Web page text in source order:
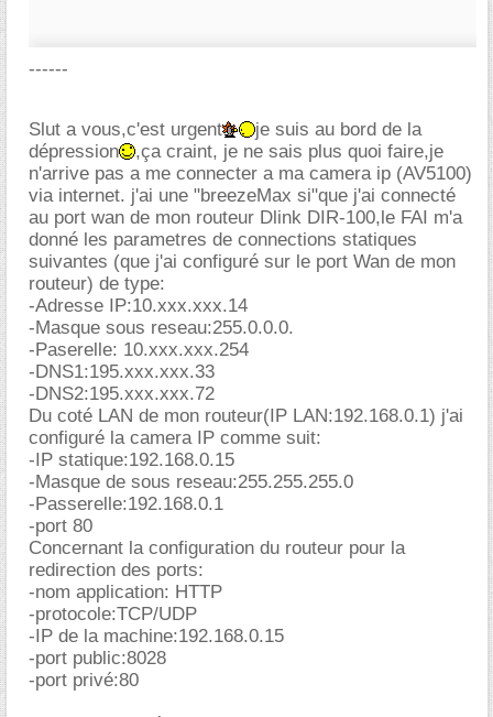
------
Slut a vous,c'est urgent
je suis au bord de la
dépression
,ça craint, je ne sais plus quoi faire,je
n'arrive pas a me connecter a ma camera ip (AV5100)
via internet. j'ai une "breezeMax si"que j'ai connecté
au port wan de mon routeur Dlink DIR-100,le FAI m'a
donné les parametres de connections statiques
suivantes (que j'ai configuré sur le port Wan de mon
routeur) de type:
-Adresse IP:10.xxx.xxx.14
-Masque sous reseau:255.0.0.0.
-Paserelle: 10.xxx.xxx.254
-DNS1:195.xxx.xxx.33
-DNS2:195.xxx.xxx.72
Du coté LAN de mon routeur(IP LAN:192.168.0.1) j'ai
configuré la camera IP comme suit:
-IP statique:192.168.0.15
-Masque de sous reseau:255.255.255.0
-Passerelle:192.168.0.1
-port 80
Concernant la configuration du routeur pour la
redirection des ports:
-nom application: HTTP
-protocole:TCP/UDP
-IP de la machine:192.168.0.15
-port public:8028
-port privé:80